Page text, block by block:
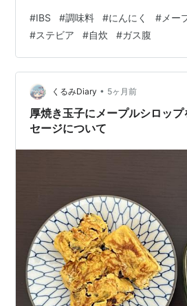
Canada No 1 clear Light
Canada No 1 medium
Canada No 3 dark
一番上が高品質、通常はmedium
はてなダイアリー『ロゼッタの恋
烈なガスが発生し、お腹がパンパン
はありませんか？ その原因、実はあ
「日本の調味料」に隠されている
は、盲点になりがちな「調味料の
し、iHerb（アイハーブ）で手に入
替調味料」を3つご紹介します。毎
#IBS #調味料 #にんにく # メー
#ステビア #自炊 #ガス腹
くるみDiary • 5ヶ月前
厚焼き玉子にメープルシロッ
セージについて